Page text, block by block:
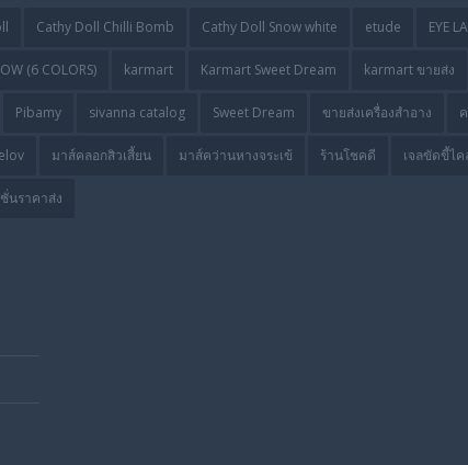
Cathy Doll Chilli Bomb Cathy Doll Snow white etude EYE
(6 COLORS) karmart Karmart Sweet Dream karmart ขายส่ง
Pibamy sivanna catalog Sweet Dream ขายส่งเครื่องสำอาง
มาส์คลอกสิวเสี้ยน มาส์คว่านหางจระเข้ ร้านโชคดี เจลขัดขี้ไค
นราคาส่ง